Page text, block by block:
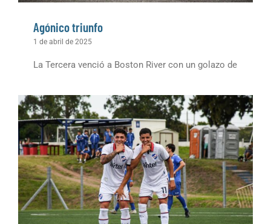
Agónico triunfo
1 de abril de 2025
La Tercera venció a Boston River con un golazo de